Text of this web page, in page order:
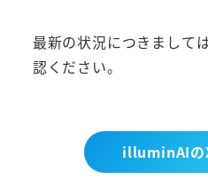
最新の状況につきまして
認ください。
illuminAIの